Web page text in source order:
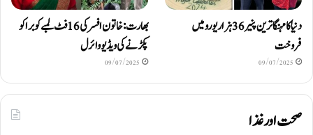
دنیا کا مہنگا ترین پنیر 36 ہزار یورو میں
فروخت
09/07/2025
بھارت: خاتون افسر کی 16 فٹ لمبے کوبرا کو
پکڑنے کی ویڈیو وائرل
09/07/2025
صحت اور غذا